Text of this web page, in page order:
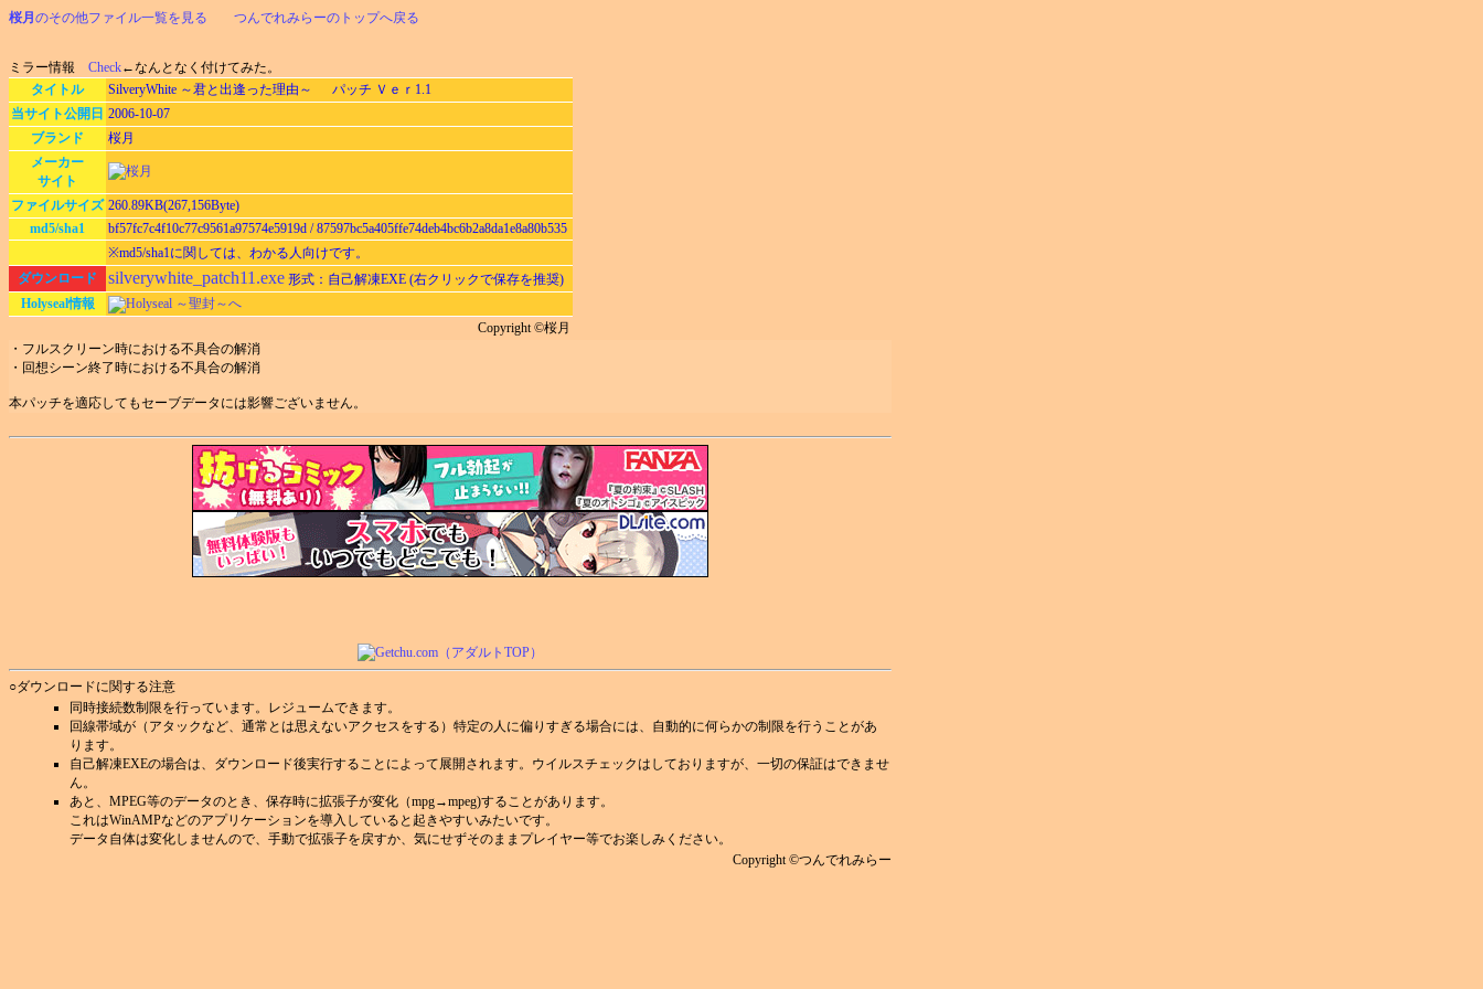
桜月 のその他ファイル一覧を見る つんでれみらーのトップへ戻る
ミラー情報 Check←なんとなく付けてみた。
タイトル
SilveryWhite ～君と出逢った理由～ パッチ Ｖｅｒ1.1
当サイト公開日 2006-10-07
ブランド
桜月
メーカー
サイト
ファイルサイズ 260.89KB(267,156Byte)
md5/sha1
bf57fc7c4f10c77c9561a97574e5919d / 87597bc5a405ffe74deb4bc6b2a8da1e8a80b535
※md5/sha1に関しては、わかる人向けです。
ダウンロード
silverywhite_patch11.exe 形式：自己解凍EXE (右クリックで保存を推奨)
Holyseal情報
Holyseal ～聖封～へ
Copyright ©桜月
・フルスクリーン時における不具合の解消
・回想シーン終了時における不具合の解消
本パッチを適応してもセーブデータには影響ございません。
○ダウンロードに関する注意
同時接続数制限を行っています。レジュームできます。
回線帯域が（アタックなど、通常とは思えないアクセスをする）特定の人に偏りすぎる場合には、自動的に何らかの制限を行うことがあ
ります。
自己解凍EXEの場合は、ダウンロード後実行することによって展開されます。ウイルスチェックはしておりますが、一切の保証はできませ
ん。
あと、MPEG等のデータのとき、保存時に拡張子が変化（mpg→mpeg)することがあります。
これはWinAMPなどのアプリケーションを導入していると起きやすいみたいです。
データ自体は変化しませんので、手動で拡張子を戻すか、気にせずそのままプレイヤー等でお楽しみください。
Copyright ©つんでれみらー